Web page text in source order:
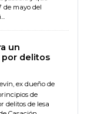
de mayo del
un
delitos
ex dueño de
de
delitos de lesa